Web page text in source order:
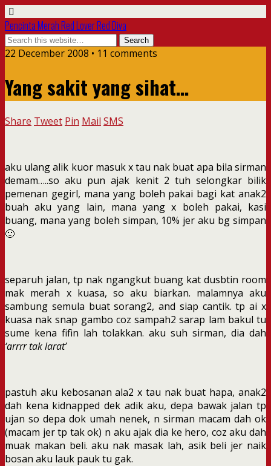
Pencinta Merah Red Lover Red Diva
22 December 2008 • 11 comments
Yang sakit yang sihat…
Share Tweet Pin Mail SMS
aku ulang alik kuor masuk x tau nak buat apa bila sirman
demam…..so aku pun ajak kenit 2 tuh selongkar bilik
pemenan gegirl, mana yang boleh pakai bagi kat anak2
buah aku yang lain, mana yang x boleh pakai, kasi
buang, mana yang boleh simpan, 10% jer aku bg simpan
🙂
separuh jalan, tp nak ngangkut buang kat dusbtin room
mak merah x kuasa, so aku biarkan. malamnya aku
sambung semula buat sorang2, and siap cantik. tp ai x
kuasa nak snap gambo coz sampah2 sarap lam bakul tu
sume kena fifin lah tolakkan. aku suh sirman, dia dah
‘arrrr tak larat’
pastuh aku kebosanan ala2 x tau nak buat hapa, anak2
dah kena kidnapped dek adik aku, depa bawak jalan tp
ujan so depa dok umah nenek, n sirman macam dah ok
(macam jer tp tak ok) n aku ajak dia ke hero, coz aku dah
muak makan beli. aku nak masak lah, asik beli jer naik
bosan aku lauk pauk tu gak.